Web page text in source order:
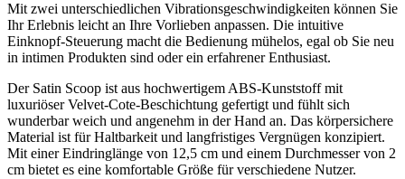
Mit zwei unterschiedlichen Vibrationsgeschwindigkeiten können Sie
Ihr Erlebnis leicht an Ihre Vorlieben anpassen. Die intuitive
Einknopf-Steuerung macht die Bedienung mühelos, egal ob Sie neu
in intimen Produkten sind oder ein erfahrener Enthusiast.
Der Satin Scoop ist aus hochwertigem ABS-Kunststoff mit
luxuriöser Velvet-Cote-Beschichtung gefertigt und fühlt sich
wunderbar weich und angenehm in der Hand an. Das körpersichere
Material ist für Haltbarkeit und langfristiges Vergnügen konzipiert.
Mit einer Eindringlänge von 12,5 cm und einem Durchmesser von 2
cm bietet es eine komfortable Größe für verschiedene Nutzer.